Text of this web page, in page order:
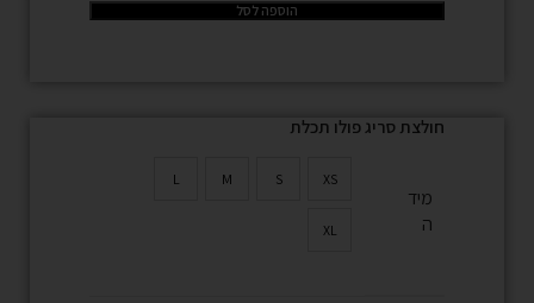
הוספה לסל
חולצת סריג פולו תכלת
מיד
ה
XS
S
M
L
XL